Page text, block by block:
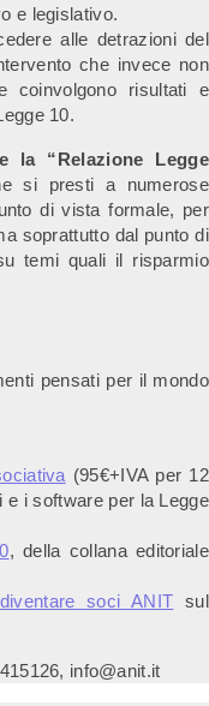
e legislativo.
alle detrazioni del
che invece non
coinvolgono risultati e
10.
la “Relazione Legge
si presti a numerose
di vista formale, per
soprattutto dal punto di
temi quali il risparmio
pensati per il mondo
(95€+IVA per 12
i software per la Legge
, della collana editoriale
soci ANIT sul
info@anit.it